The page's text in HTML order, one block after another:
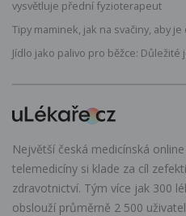
vysvětluje přední fyzioterapeut
Tipy maminek, jak na svačiny, aby
Jídlo jako palivo pro běžce:
Největší česká medicínská
telemedicíny si klade za cíl
zdravotnictví. Tým více jak 300
obslouží průměrně 2 500